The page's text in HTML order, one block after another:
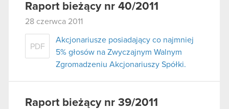
Raport bieżący nr 40/2011
28 czerwca 2011
PDF
Akcjonariusze posiadający co najmniej
5% głosów na Zwyczajnym Walnym
Zgromadzeniu Akcjonariuszy Spółki.
Raport bieżący nr 39/2011